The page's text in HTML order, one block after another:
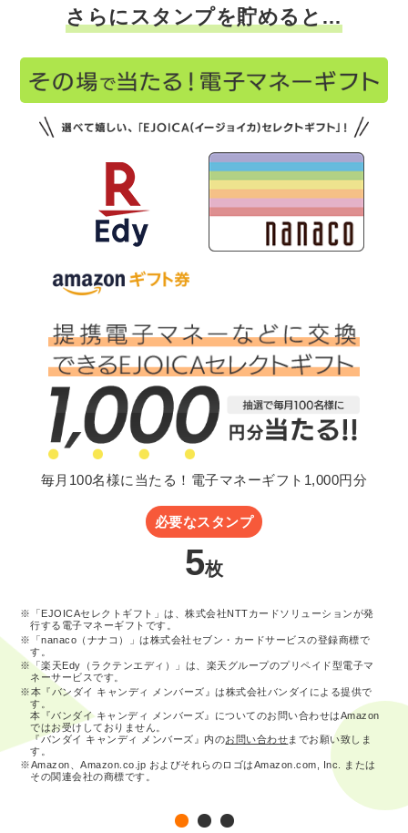
さらにスタンプを貯めると…
毎月100名様に当たる！電子マネーギフト1,000円分
必要なスタンプ
5枚
※「EJOICAセレクトギフト」は、株式会社NTTカードソリューションが発
行する電子マネーギフトです。
※「nanaco（ナナコ）」は株式会社セブン・カードサービスの登録商標で
す。
※「楽天Edy（ラクテンエディ）」は、楽天グループのプリペイド型電子マ
ネーサービスです。
※本『バンダイ キャンディ メンバーズ』は株式会社バンダイによる提供で
す。
本『バンダイ キャンディ メンバーズ』についてのお問い合わせはAmazon
ではお受けしておりません。
『バンダイ キャンディ メンバーズ』内のお問い合わせまでお願い致しま
す。
※Amazon、Amazon.co.jp およびそれらのロゴはAmazon.com, Inc. または
その関連会社の商標です。